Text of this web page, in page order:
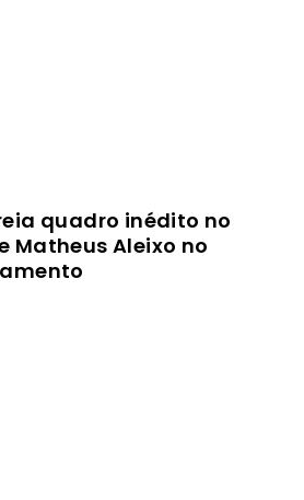
quadro inédito no
Matheus Aleixo no